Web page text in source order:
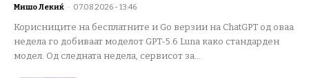
Мишо Лекиќ - 07.08.2026 - 13:46
Корисниците на бесплатните и Go верзии на ChatGPT од оваа
недела го добиваат моделот GPT-5.6 Luna како стандарден
модел. Од следната недела, сервисот за...